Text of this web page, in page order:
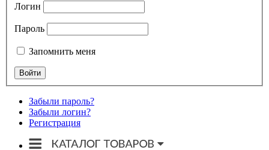
Логин
Пароль
Запомнить меня
Забыли пароль?
Забыли логин?
Регистрация